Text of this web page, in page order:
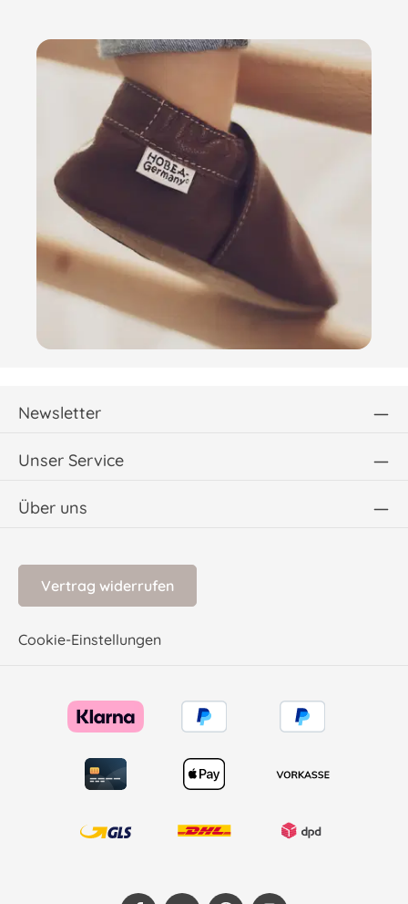
Newsletter
Unser Service
Über uns
Vertrag widerrufen
Cookie-Einstellungen